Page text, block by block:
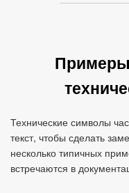
Технические символы
текст, чтобы сделать
несколько типичных
встречаются в